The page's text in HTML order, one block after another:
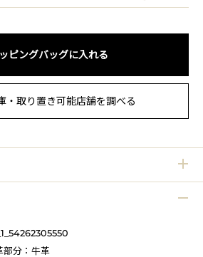
ピングバッグに入れる
・取り置き可能店舗を調べる
部分：牛革